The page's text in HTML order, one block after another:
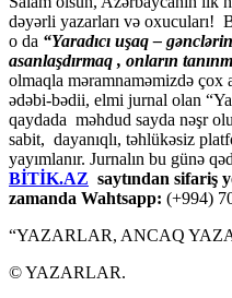
dəyərli yazarları və oxucuları!
o da “Yaradıcı uşaq –
asanlaşdırmaq , onların
olmaqla məramnaməmizdə çox
ədəbi-bədii, elmi jurnal olan
qaydada məhdud sayda nəşr
sabit, dayanıqlı, təhlükəsiz
yayımlanır. Jurnalın bu günə
BİTİK.AZ saytından sifariş
zamanda Wahtsapp: (+994)
“YAZARLAR, ANCAQ
© YAZARLAR.